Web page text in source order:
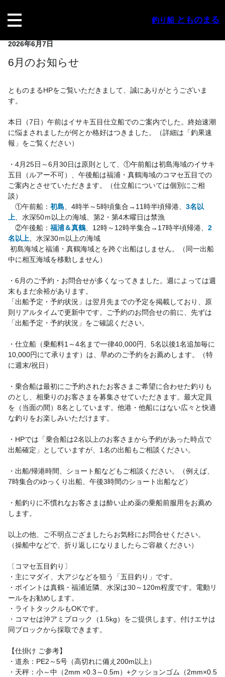
釣り船とものまる
2026年6月7日
6月のお知らせ
とものまるHPをご覧いただきまして、誠にありがとうございま
す。
本日（7日）午前はイサキ五目仕立船でのご案内でした。終始速潮
に悩まされましたが何とか格好はつきました。（詳細は「釣果速
報」をご覧ください）
・4月25日～6月30日は原則として、①午前船は初島海域のイサキ
五目（ルアー不可）、午後船は福浦・真鶴海域のコマセ五目での
ご案内とさせていただきます。（仕立船については個別にご相
談）
①午前船： 初島 、4時半～5時頃集合→11時半頃帰港、 3名以
上 、水深50ｍ以上の海域、第2・第4木曜日は禁漁
②午後船： 福浦＆真鶴 、12時～12時半集合→17時半頃帰港、 2
名以上 、水深30ｍ以上の海域
中に相互海域を移動しません）
・6月のご予約・お問合せが多くなってきました。週によっては週
末もまだ余裕があります。
「出船予定・予約状況」は翌月先までの予定を掲載しており、原
則リアルタイムで更新中です。ご予約のお問合せの前に、先ずは
「出船予定・予約状況」をご確認ください。
・仕立船（乗船料1～4名まで一律40,000円、5名以後1名追加毎に
10,000円にて承ります）は、早めのご予約をお薦めします。（特
に週末/祝日）
・乗合船は最初にご予約されたお客さまご希望に合わせた釣りも
のとし、相乗りのお客さまを募集させていただきます。最大定員
を（当面の間）8名としています。他港・他船にはない広々と快適
な釣りをお楽しみいただけます。
・HPでは「乗合船は2名以上のお客さまから予約があった時点で
出船確定」としていますが、1名の出船もご相談ください。
・出船/帰港時間、ショート船などもご相談ください。（例えば、
7時集合のゆっくり出船、午後3時間のショート出船など）
・船釣りに不慣れなお客さまは酔い止め薬の乗船前服用をお薦め
します。
以上の他、ご不明点ござましたらお気軽にお問合せください。
（操船中などで、折り返しになりましたらご容赦ください）
〔コマセ五目釣り〕
・主にマダイ、大アジなどを狙う「五目釣り」です。
・ポイントは真鶴・福浦近隣、水深は30～120m程度です。電動リ
ールをお勧めします。
・ライトタックルもOKです。
・コマセは沖アミブロック（1.5kg）をご提供します。付けエサは
同ブロックから採取できます。
【仕掛け ご参考】
・道糸：PE2～5号（高切れに備え200m以上）
・天秤：小～中（2mm ×0.3～0.5m）+クッションゴム（2mm×0.5